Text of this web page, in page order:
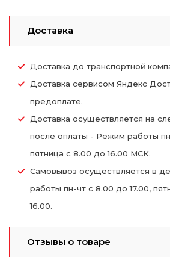
Доставка
Доставка до транспортной
Доставка сервисом Яндекс
предоплате.
Доставка осуществляется на
после оплаты - Режим работы
пятница с 8.00 до 16.00 МСК.
Самовывоз осуществляется в
работы пн-чт с 8.00 до 17.00,
16.00.
Отзывы о товаре